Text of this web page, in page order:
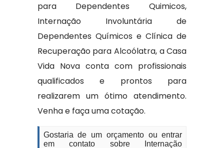
para Dependentes Quimicos,
Internação Involuntária de
Dependentes Químicos e Clínica de
Recuperação para Alcoólatra, a Casa
Vida Nova conta com profissionais
qualificados e prontos para
realizarem um ótimo atendimento.
Venha e faça uma cotação.
Gostaria de um orçamento ou entrar
em contato sobre Internação